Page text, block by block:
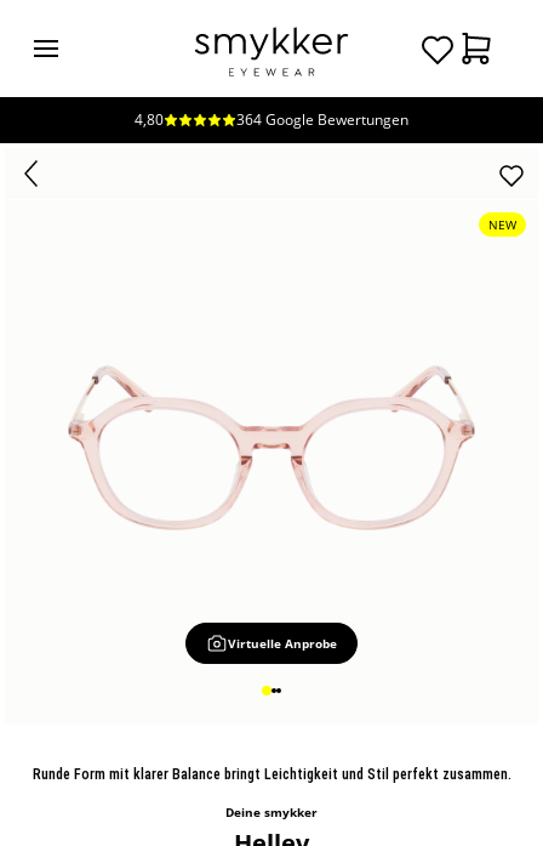
Login
Unsere
Preise
Kontakt
Jobs
Kostenfreie Typberatung
Kostenfreier Sehtest
4,80 364 Google Bewertungen
Virtuelle Anprobe
NEW
Runde Form mit klarer Balance bringt Leichtigkeit und Stil perfekt zusammen.
Deine smykker